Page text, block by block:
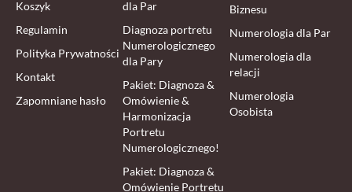
Koszyk
Regulamin
Polityka Prywatności
Kontakt
Zapomniane hasło
dla Par
Diagnoza portretu
Numerologicznego
dla Pary
Pakiet: Diagnoza &
Omówienie &
Harmonizacja
Portretu
Numerologicznego!
Pakiet: Diagnoza &
Omówienie Portretu
Biznesu
Numerologia dla Par
Numerologia dla
relacji
Numerologia
Osobista